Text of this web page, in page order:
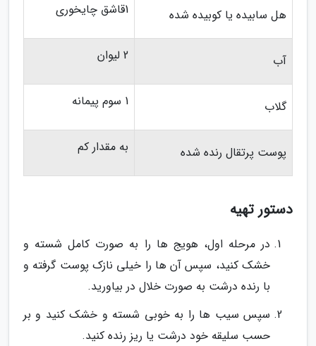
هل سابیده یا کوبیده شده 1قاشق چایخوری
آب 2 لیوان
گلاب 1 سوم پیمانه
پوست پرتقال رنده شده به مقدار کم
دستور تهیه
در مرحله اول، هویج ها را به صورت کامل شسته و
خشک کنید، سپس آن ها را خیلی نازک پوست گرفته و
با رنده درشت به صورت خلال در بیاورید.
سپس سیب ها را به خوبی شسته و خشک کنید و بر
حسب سلیقه خود درشت یا ریز رنده کنید.